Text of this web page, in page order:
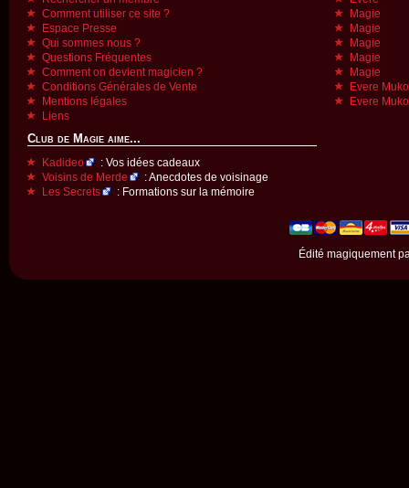
Comment utiliser ce site ?
Espace Presse
Qui sommes nous ?
Questions Fréquentes
Comment on devient magicien ?
Conditions Générales de Vente
Mentions légales
Liens
Club de Magie aime...
Kadideo
: Vos idées cadeaux
Voisins de Merde
: Anecdotes de voisinage
Les Secrets
: Formations sur la mémoire
Magie
Magie
Magie
Magie
Magie
Evere
Evere
Édité magiquement